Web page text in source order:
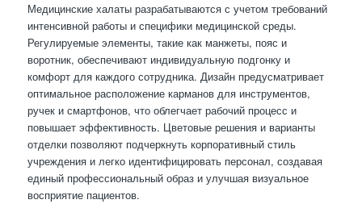
Медицинские халаты разрабатываются с учетом требований
интенсивной работы и специфики медицинской среды.
Регулируемые элементы, такие как манжеты, пояс и
воротник, обеспечивают индивидуальную подгонку и
комфорт для каждого сотрудника. Дизайн предусматривает
оптимальное расположение карманов для инструментов,
ручек и смартфонов, что облегчает рабочий процесс и
повышает эффективность. Цветовые решения и варианты
отделки позволяют подчеркнуть корпоративный стиль
учреждения и легко идентифицировать персонал, создавая
единый профессиональный образ и улучшая визуальное
восприятие пациентов.